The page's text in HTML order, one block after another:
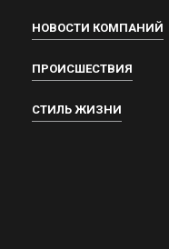
НОВОСТИ КОМПАНИЙ
ПРОИСШЕСТВИЯ
СТИЛЬ ЖИЗНИ